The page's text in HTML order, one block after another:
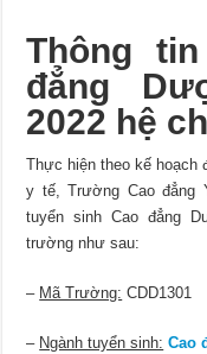
Thông
đẳng
2022 hệ
Thực hiện theo kế hoạch
y tế, Trường Cao đẳng
tuyển sinh Cao đẳng
trường như sau:
– Mã Trường: CDD1301
– Ngành tuyển sinh: Cao